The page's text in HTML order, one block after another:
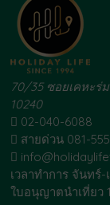
70/35 ซอยเคหะร่
10240
02-040-6088
สายด่วน 081-
เวลาทำการ จันทร์-
ใบอนุญาตนำเที่ยว